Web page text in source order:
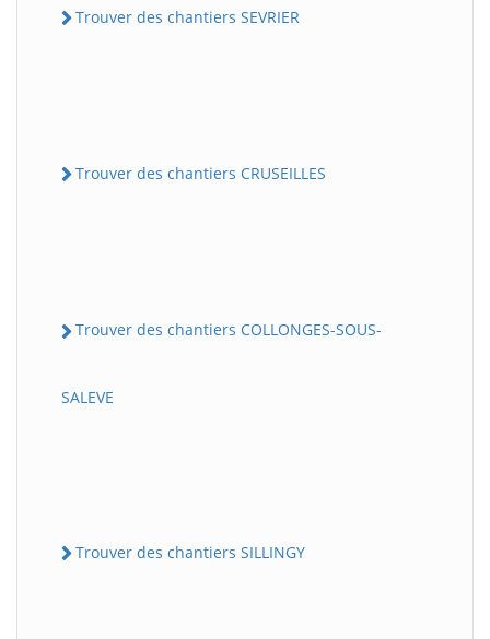
Trouver des chantiers SEVRIER
Trouver des chantiers CRUSEILLES
Trouver des chantiers COLLONGES-SOUS-
SALEVE
Trouver des chantiers SILLINGY